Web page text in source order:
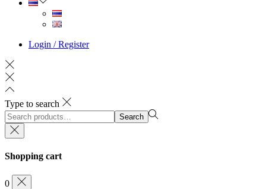
Login / Register
Type to search
Search
for:>
Search
Shopping cart
0